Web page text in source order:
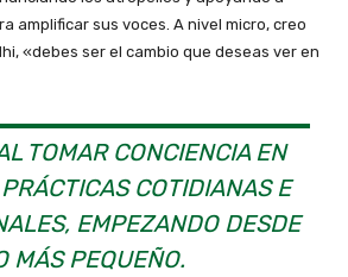
amplificar sus voces. A nivel micro, creo
«debes ser el cambio que deseas ver en
TOMAR CONCIENCIA EN
COTIDIANAS E
EMPEZANDO DESDE
MÁS PEQUEÑO.